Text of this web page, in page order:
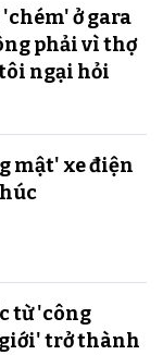
ở gara
phải vì thợ
ngại hỏi
mật' xe điện
từ 'công
trở thành